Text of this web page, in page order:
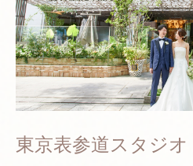
東京表参道スタジオ